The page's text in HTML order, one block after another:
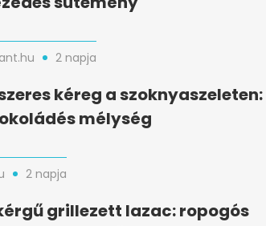
2 napja
kéreg a szoknyaszeleten:
mélység
2 napja
grillezett lazac: ropogós